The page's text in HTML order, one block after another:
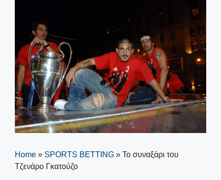
Home » SPORTS BETTING » Το συναξάρι του
Τζενάρο Γκατούζο